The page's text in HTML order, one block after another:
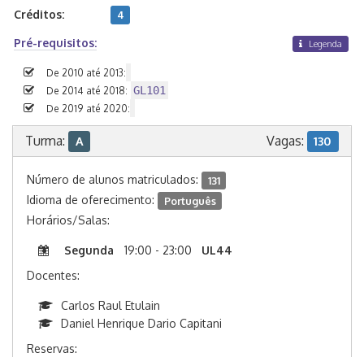
Créditos: 4
Pré-requisitos: Legenda
De 2010 até 2013:
De 2014 até 2018: GL101
De 2019 até 2020:
Turma: A Vagas: 130
Número de alunos matriculados: 131
Idioma de oferecimento: Português
Horários/Salas:
Segunda 19:00 - 23:00
UL44
Docentes:
Carlos Raul Etulain
Daniel Henrique Dario Capitani
Reservas: